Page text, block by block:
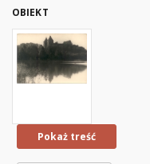
OBIEKT
Pokaż treść